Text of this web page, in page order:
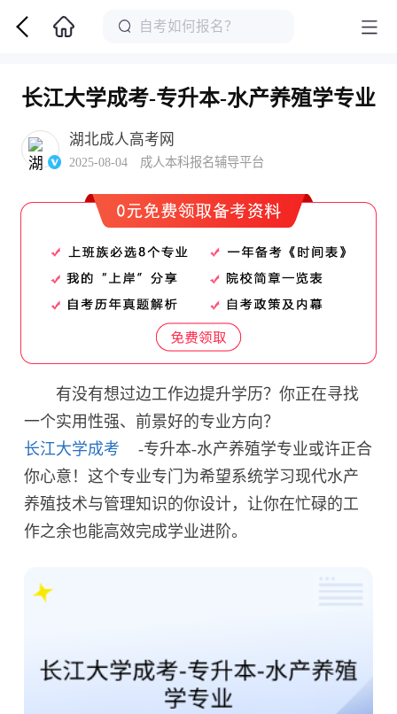
长江大学成考-专升本-水产养殖学专业
湖北成人高考网
2025-08-04 成人本科报名辅导平台
有没有想过边工作边提升学历？你正在寻找
一个实用性强、前景好的专业方向？
长江大学成考
-专升本-水产养殖学专业或许正合
你心意！这个专业专门为希望系统学习现代水产
养殖技术与管理知识的你设计，让你在忙碌的工
作之余也能高效完成学业进阶。